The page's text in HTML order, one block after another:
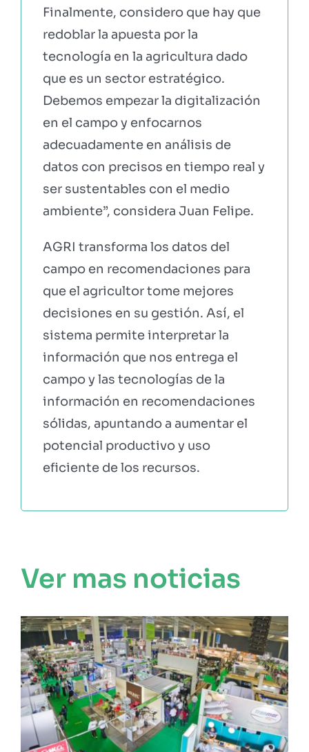
Finalmente, considero que hay que
redoblar la apuesta por la
tecnología en la agricultura dado
que es un sector estratégico.
Debemos empezar la digitalización
en el campo y enfocarnos
adecuadamente en análisis de
datos con precisos en tiempo real y
ser sustentables con el medio
ambiente”, considera Juan Felipe.
AGRI transforma los datos del
campo en recomendaciones para
que el agricultor tome mejores
decisiones en su gestión. Así, el
sistema permite interpretar la
información que nos entrega el
campo y las tecnologías de la
información en recomendaciones
sólidas, apuntando a aumentar el
potencial productivo y uso
eficiente de los recursos.
Ver mas noticias